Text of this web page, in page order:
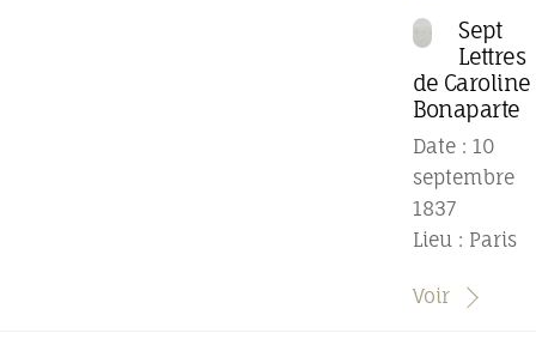
Sept
Lettres
de Caroline
Bonaparte
Date : 10
septembre
1837
Lieu : Paris
Voir